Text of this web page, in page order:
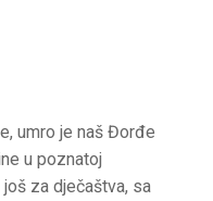
umro je naš Đorđe
u poznatoj
za dječaštva, sa